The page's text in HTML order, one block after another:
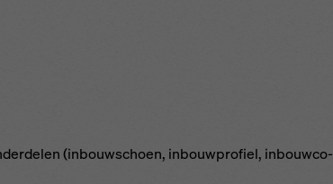
(in­bouw­schoen, in­bouw­pro­fiel, in­bouw­co­